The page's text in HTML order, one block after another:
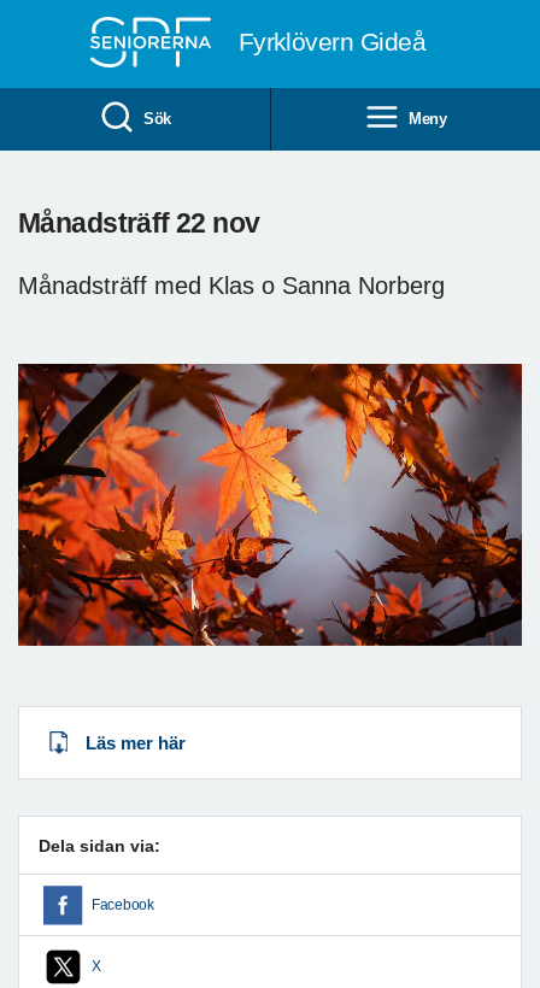
Fyrklövern Gideå
Sök Meny
Månadsträff 22 nov
Månadsträff med Klas o Sanna Norberg
Läs mer här
Dela sidan via:
Facebook
X